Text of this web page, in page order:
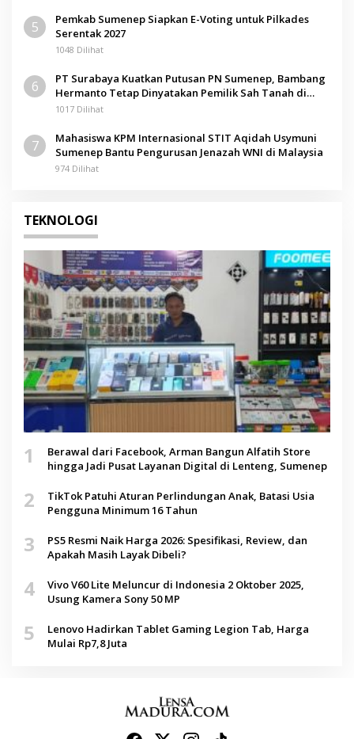
5
Pemkab Sumenep Siapkan E-Voting untuk Pilkades
Serentak 2027
1048 Dilihat
6
PT Surabaya Kuatkan Putusan PN Sumenep, Bambang
Hermanto Tetap Dinyatakan Pemilik Sah Tanah di
Pamolokan
1017 Dilihat
7
Mahasiswa KPM Internasional STIT Aqidah Usymuni
Sumenep Bantu Pengurusan Jenazah WNI di Malaysia
974 Dilihat
TEKNOLOGI
1
Berawal dari Facebook, Arman Bangun Alfatih Store
hingga Jadi Pusat Layanan Digital di Lenteng, Sumenep
2
TikTok Patuhi Aturan Perlindungan Anak, Batasi Usia
Pengguna Minimum 16 Tahun
3
PS5 Resmi Naik Harga 2026: Spesifikasi, Review, dan
Apakah Masih Layak Dibeli?
4
Vivo V60 Lite Meluncur di Indonesia 2 Oktober 2025,
Usung Kamera Sony 50 MP
5
Lenovo Hadirkan Tablet Gaming Legion Tab, Harga
Mulai Rp7,8 Juta